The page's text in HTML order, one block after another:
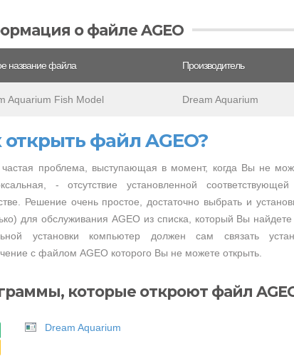
о файле AGEO
название файла Производитель
Aquarium Fish Model Dream Aquarium
открыть файл AGEO?
проблема, выступающая в момент, когда Вы не
- отсутствие установленной
Решение очень простое, достаточно выбрать и
для обслуживания AGEO из списка, который Вы
установки компьютер должен сам связать
с файлом AGEO которого Вы не можете открыть.
которые откроют файл
Dream Aquarium